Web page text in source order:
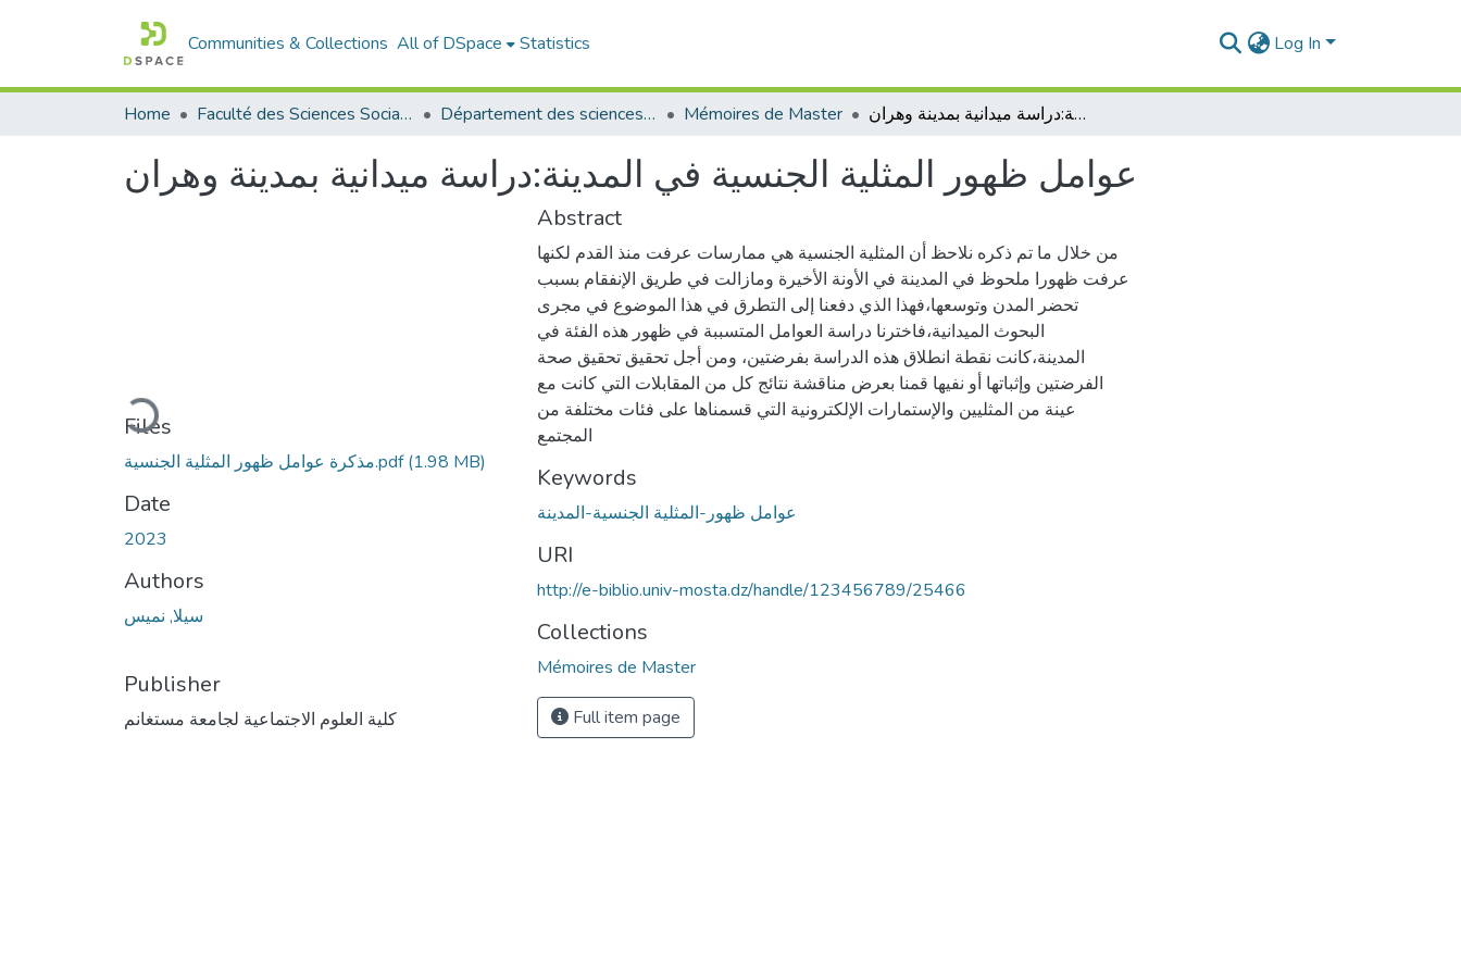
Communities & Collections All of DSpace Statistics Log In
Home Faculté des Sciences Sociales Département des sciences sociales Mémoires de Master عوامل ظهور المثلية الجنسية في المدينة:دراسة ميدانية بمدينة وهران
عوامل ظهور المثلية الجنسية في المدينة:دراسة ميدانية بمدينة وهران
Loading...
Files
مذكرة عوامل ظهور المثلية الجنسية.pdf(1.98 MB)
Date
2023
Authors
سيلا, نميس
Publisher
كلية العلوم الاجتماعية لجامعة مستغانم
Abstract
من خلال ما تم ذكره نلاحظ أن المثلية الجنسية هي ممارسات عرفت منذ القدم لكنها
عرفت ظهورا ملحوظ في المدينة في الأونة الأخيرة ومازالت في طريق الإنفقام بسبب
تحضر المدن وتوسعها،فهذا الذي دفعنا إلى التطرق في هذا الموضوع في مجرى
البحوث الميدانية،فاخترنا دراسة العوامل المتسببة في ظهور هذه الفئة في
المدينة،كانت نقطة انطلاق هذه الدراسة بفرضتين، ومن أجل تحقيق تحقيق صحة
الفرضتين وإثباتها أو نفيها قمنا بعرض مناقشة نتائج كل من المقابلات التي كانت مع
عينة من المثليين والإستمارات الإلكترونية التي قسمناها على فئات مختلفة من
المجتمع
Keywords
عوامل ظهور-المثلية الجنسية-المدينة
URI
http://e-biblio.univ-mosta.dz/handle/123456789/25466
Collections
Mémoires de Master
Full item page